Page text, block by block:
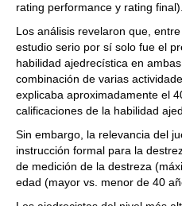
rating performance y rating
Los análisis revelaron que,
estudio serio por sí solo fue el
habilidad ajedrecística en
combinación de varias
explicaba aproximadamente el
calificaciones de la habilidad
Sin embargo, la relevancia del
instrucción formal para la
de medición de la destreza
edad (mayor vs. menor de 40